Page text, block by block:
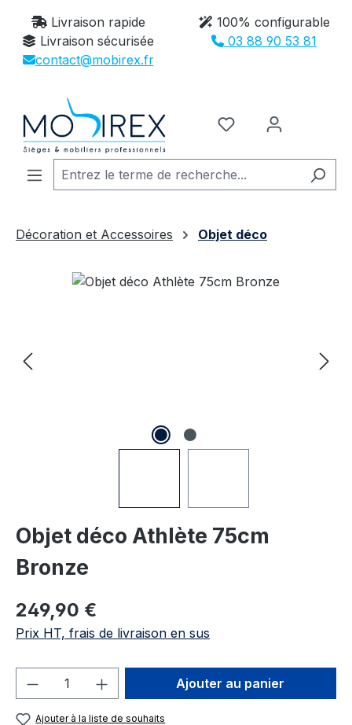
Passer au contenu principal
Livraison rapide
100% configurable
Livraison sécurisée
03 88 90 53 81
contact@mobirex.fr
Vous avez 0
Décoration et Accessoires Objet déco
Ignorer la galerie d'images
Objet déco Athlète 75cm
Bronze
Prix régulier :
249,90 €
Prix HT, frais de livraison en sus
Quantité de produit : Entrez la
Ajouter au panier
Ajouter à la liste de souhaits